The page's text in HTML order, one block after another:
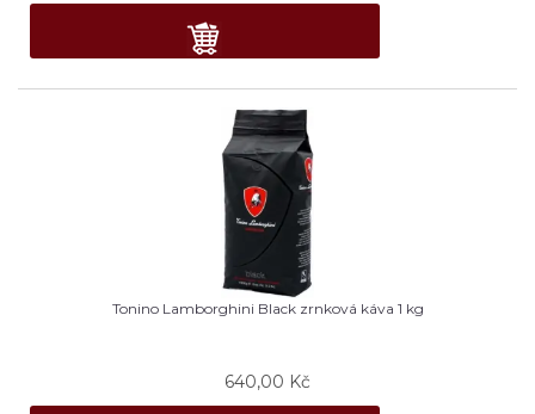
Tonino Lamborghini Black zrnková káva 1 kg
640,00 Kč